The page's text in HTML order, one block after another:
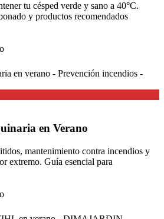
tu césped verde y sano a 40°C.
y productos recomendados
en Verano
mantenimiento contra incendios y
extremo. Guía esencial para